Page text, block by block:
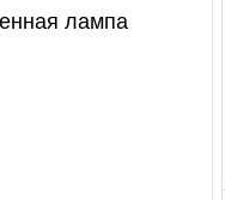
лампа